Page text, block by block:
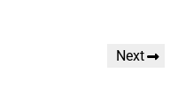
Next
Next